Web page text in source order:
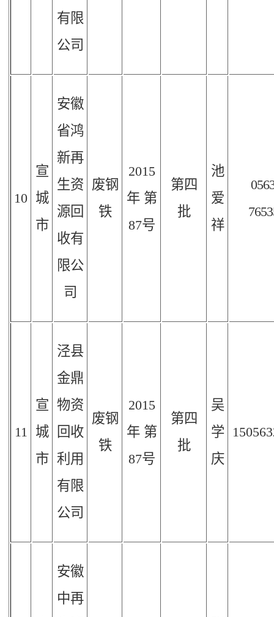
有限
公司
10
宣
城
市
安徽
省鸿
新再
生资
源回
收有
限公
司
废钢
铁
2015
年 第
87号
第四
批
池
爱
祥
11
宣
城
市
泾县
金鼎
物资
回收
利用
有限
公司
废钢
铁
2015
年 第
87号
第四
批
吴
学
庆
安徽
中再